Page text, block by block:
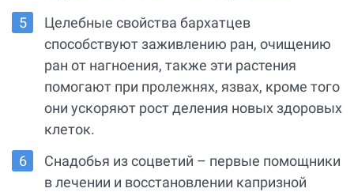
Целебные свойства бархатцев
способствуют заживлению ран, очищению
ран от нагноения, также эти растения
помогают при пролежнях, язвах, кроме того
они ускоряют рост деления новых здоровых
клеток.
Снадобья из соцветий – первые помощники
в лечении и восстановлении капризной